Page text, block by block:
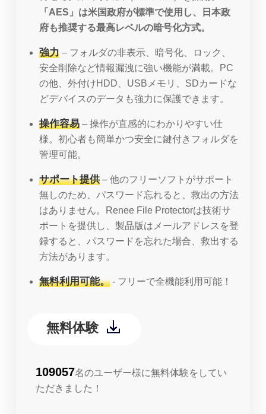
「AES」は米国政府が標準で使用し、日本政
府も推奨する最高レベルの暗号化方式。
強力 – フォルダの非表示、暗号化、ロック、
安全削除など情報漏洩に強い機能が満載。PC
の他、外付けHDD、USBメモリ、SDカードな
どデバイスのデータも強力に保護できます。
操作容易 – 操作が直感的にわかりやすい仕
様。初心者も簡単かつ安全に鍵付きフォルダを
管理可能。
サポート提供 – 他のフリーソフトがサポート
無しのため、パスワード忘れると、救出の方法
はありません。Renee File Protectorは技術サ
ポートを提供し、製品版はメールアドレスを登
録すると、パスワードを忘れた場合、救出する
方法があります。
無料利用可能。 - フリーで全機能利用可能！
無料体験
109057名のユーザー様に無料体験をしてい
ただきました！